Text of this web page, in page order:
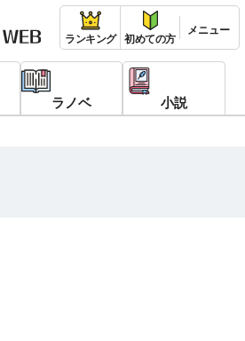
ランキング 初めての方
ラノベ 小説